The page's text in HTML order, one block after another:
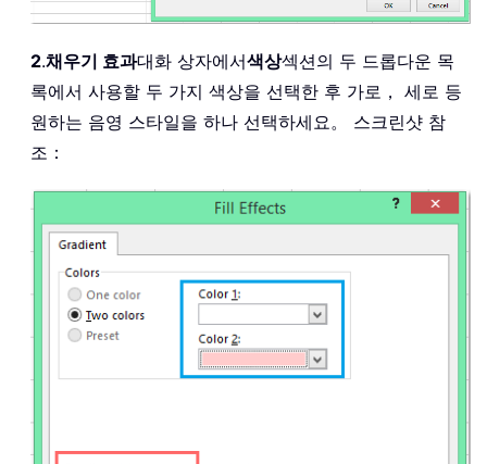
2.채우기 효과대화 상자에서색상섹션의 두 드롭다운 목
록에서 사용할 두 가지 색상을 선택한 후 가로， 세로 등
원하는 음영 스타일을 하나 선택하세요。 스크린샷 참
조：